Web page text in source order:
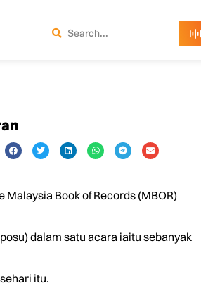
Book of Records (MBOR)
dalam satu acara iaitu sebanyak
itu.